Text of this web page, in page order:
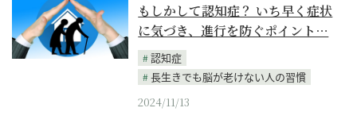
もしかして認知症？ いち早く症状
に気づき、進行を防ぐポイント…
認知症
長生きでも脳が老けない人の習慣
2024/11/13